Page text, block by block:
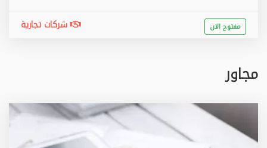
شركات تجارية مفتوح الان
مجاور